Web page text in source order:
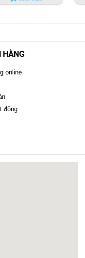
HÀNG
online
động